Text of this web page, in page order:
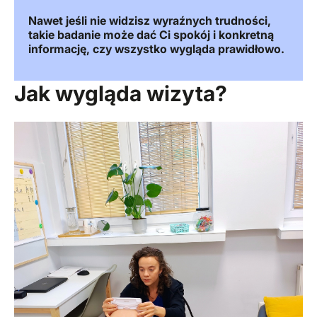
Nawet jeśli nie widzisz wyraźnych trudności,
takie badanie może dać Ci spokój i konkretną
informację, czy wszystko wygląda prawidłowo.
Jak wygląda wizyta?